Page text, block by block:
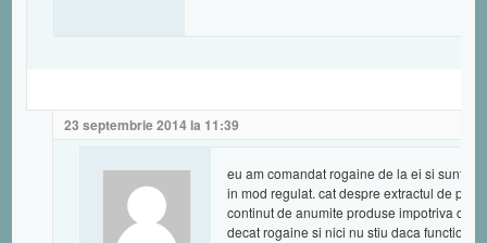
23 septembrie 2014 la 11:39
eu am comandat rogaine de la ei si sunt
in mod regulat. cat despre extractul de
continut de anumite produse impotriva
decat rogaine si nici nu stiu daca